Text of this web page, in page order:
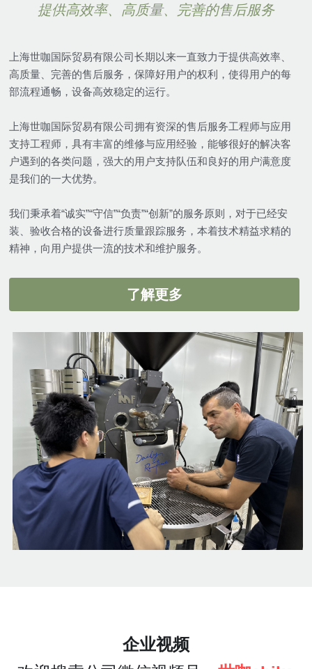
提供高效率、高质量、完善的售后服务
上海世咖国际贸易有限公司长期以来一直致力于提供高效率、
高质量、完善的售后服务，保障好用户的权利，使得用户的每
部流程通畅，设备高效稳定的运行。
上海世咖国际贸易有限公司拥有资深的售后服务工程师与应用
支持工程师，具有丰富的维修与应用经验，能够很好的解决客
户遇到的各类问题，强大的用户支持队伍和良好的用户满意度
是我们的一大优势。
我们秉承着“诚实”“守信”“负责”“创新”的服务原则，对于已经安
装、验收合格的设备进行质量跟踪服务，本着技术精益求精的
精神，向用户提供一流的技术和维护服务。
了解更多
企业视频